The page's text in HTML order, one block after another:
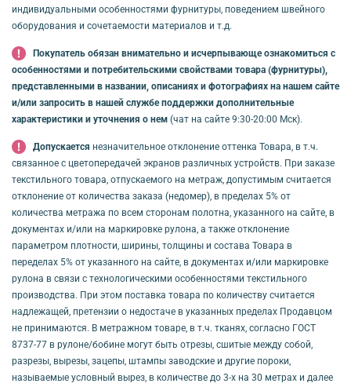
индивидуальными особенностями фурнитуры, поведением швейного
оборудования и сочетаемости материалов и т.д.
Покупатель обязан внимательно и исчерпывающе ознакомиться с
особенностями и потребительскими свойствами товара (фурнитуры),
представленными в названии, описаниях и фотографиях на нашем сайте
и/или запросить в нашей службе поддержки дополнительные
характеристики и уточнения о нем (чат на сайте 9:30-20:00 Мск).
Допускается незначительное отклонение оттенка Товара, в т.ч.
связанное с цветопередачей экранов различных устройств. При заказе
текстильного товара, отпускаемого на метраж, допустимым считается
отклонение от количества заказа (недомер), в пределах 5% от
количества метража по всем сторонам полотна, указанного на сайте, в
документах и/или на маркировке рулона, а также отклонение
параметром плотности, ширины, толщины и состава Товара в
переделах 5% от указанного на сайте, в документах и/или маркировке
рулона в связи с технологическими особенностями текстильного
производства. При этом поставка товара по количеству считается
надлежащей, претензии о недостаче в указанных пределах Продавцом
не принимаются. В метражном товаре, в т.ч. тканях, согласно ГОСТ
8737-77 в рулоне/бобине могут быть отрезы, сшитые между собой,
разрезы, вырезы, зацепы, штампы заводские и другие пороки,
называемые условный вырез, в количестве до 3-х на 30 метрах и далее